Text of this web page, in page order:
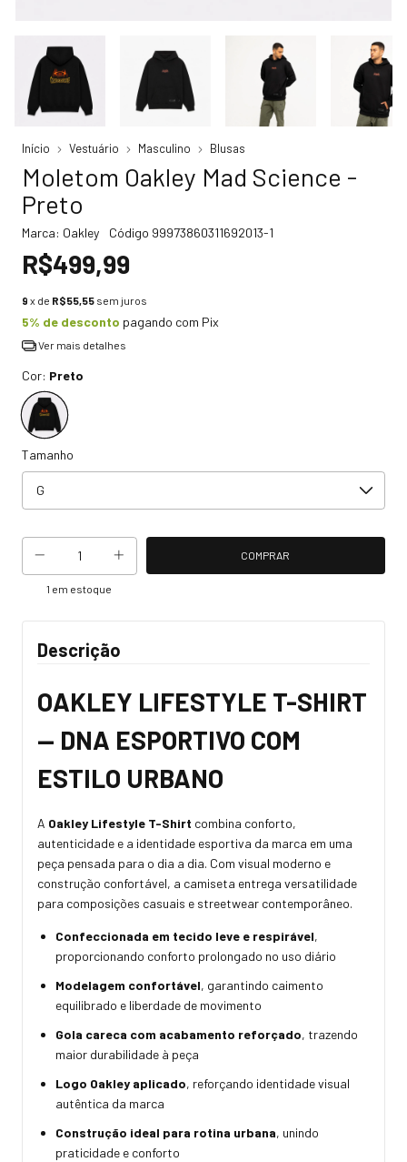
Início Vestuário Masculino Blusas
Moletom Oakley Mad Science -
Preto
Marca: Oakley Código 99973860311692013-1
R$499,99
9 x de R$55,55 sem juros
5% de desconto pagando com Pix
Ver mais detalhes
Cor: Preto
Tamanho
1 em estoque
Descrição
OAKLEY LIFESTYLE T-SHIRT
— DNA ESPORTIVO COM
ESTILO URBANO
A Oakley Lifestyle T-Shirt combina conforto,
autenticidade e a identidade esportiva da marca em uma
peça pensada para o dia a dia. Com visual moderno e
construção confortável, a camiseta entrega versatilidade
para composições casuais e streetwear contemporâneo.
Confeccionada em tecido leve e respirável,
proporcionando conforto prolongado no uso diário
Modelagem confortável, garantindo caimento
equilibrado e liberdade de movimento
Gola careca com acabamento reforçado, trazendo
maior durabilidade à peça
Logo Oakley aplicado, reforçando identidade visual
autêntica da marca
Construção ideal para rotina urbana, unindo
praticidade e conforto